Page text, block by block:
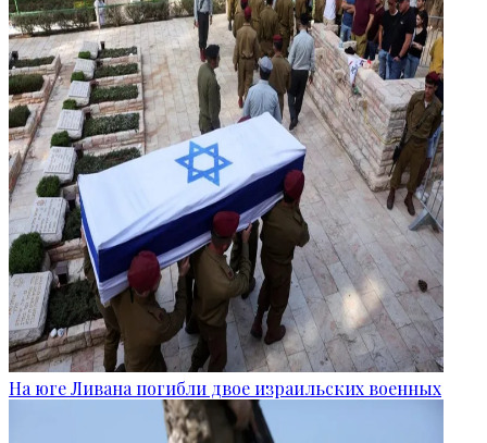
На юге Ливана погибли двое израильских военных